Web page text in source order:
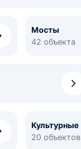
Мосты
42 объекта
20 объектов